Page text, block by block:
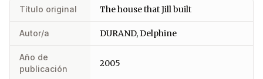
Título original The house that Jill built
Autor/a DURAND, Delphine
Año de
publicación
2005